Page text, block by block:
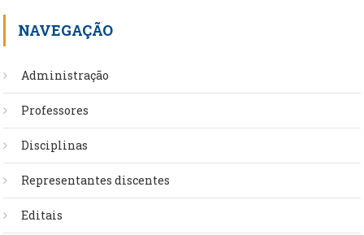
NAVEGAÇÃO
Administração
Professores
Disciplinas
Representantes discentes
Editais